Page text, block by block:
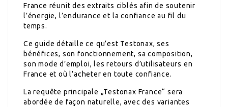
France réunit des extraits ciblés afin de soutenir
l’énergie, l’endurance et la confiance au fil du
temps.
Ce guide détaille ce qu’est Testonax, ses
bénéfices, son fonctionnement, sa composition,
son mode d’emploi, les retours d’utilisateurs en
France et où l’acheter en toute confiance.
La requête principale „Testonax France“ sera
abordée de façon naturelle, avec des variantes